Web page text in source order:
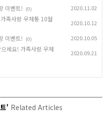
이벤트! (0) 2020.11.02
족사랑 우체통 10월
2020.10.12
이벤트! (0) 2020.10.05
세요! 가족사랑 우체
2020.09.21
' Related Articles